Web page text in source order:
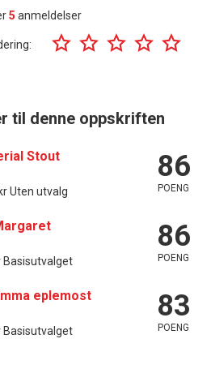
5 anmeldelser
til denne oppskriften
Stout
Uten utvalg
86
POENG
Basisutvalget
86
POENG
eplemost
Basisutvalget
83
POENG